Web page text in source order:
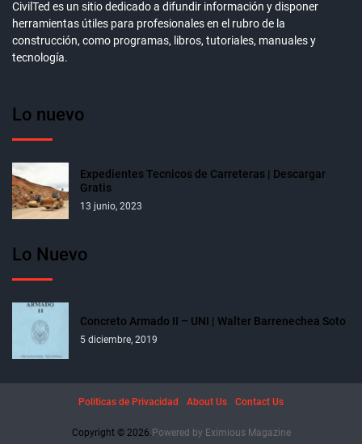
CivilTed es un sitio dedicado a difundir información y disponer
herramientas útiles para profesionales en el rubro de la
construcción, como programas, libros, tutoriales, manuales y
tecnología.
Lo nuevo
Expedientes Tecnicos de Carreteras | Descargar
Gratis
13 junio, 2023
Lo Nuevo
Concreto Armado II – UNI | Walter Barrenechea Soto
5 diciembre, 2019
Copyright © 2026. Powered by Eximious Magazine
Politicas de Privacidad About Us Contact Us